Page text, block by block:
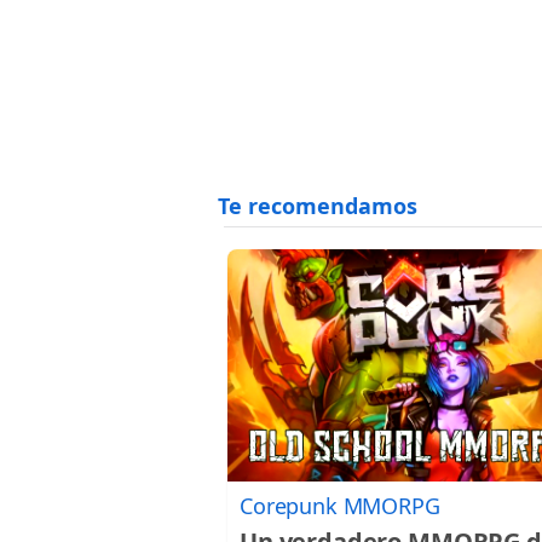
Corepunk MMORPG